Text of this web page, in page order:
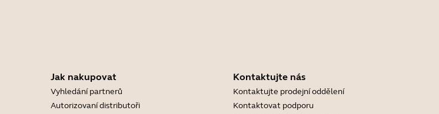
Jak nakupovat
Vyhledání partnerů
Autorizovaní distributoři
Kontaktujte nás
Kontaktujte prodejní oddělení
Kontaktovat podporu